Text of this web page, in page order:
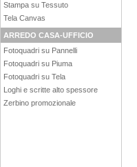
Stampa su Tessuto
Tela Canvas
ARREDO CASA-UFFICIO
Fotoquadri su Pannelli
Fotoquadri su Piuma
Fotoquadri su Tela
Loghi e scritte alto spessore
Zerbino promozionale